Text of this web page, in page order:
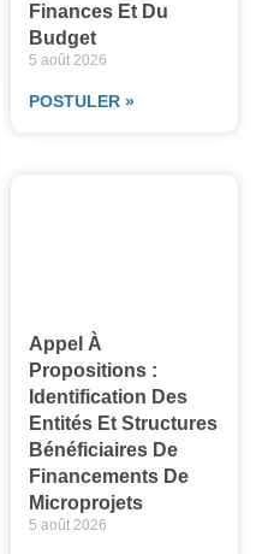
Finances Et Du
Budget
5 août 2026
POSTULER »
Appel À
Propositions :
Identification Des
Entités Et Structures
Bénéficiaires De
Financements De
Microprojets
5 août 2026